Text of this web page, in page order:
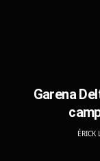
Garena
ÉRICK